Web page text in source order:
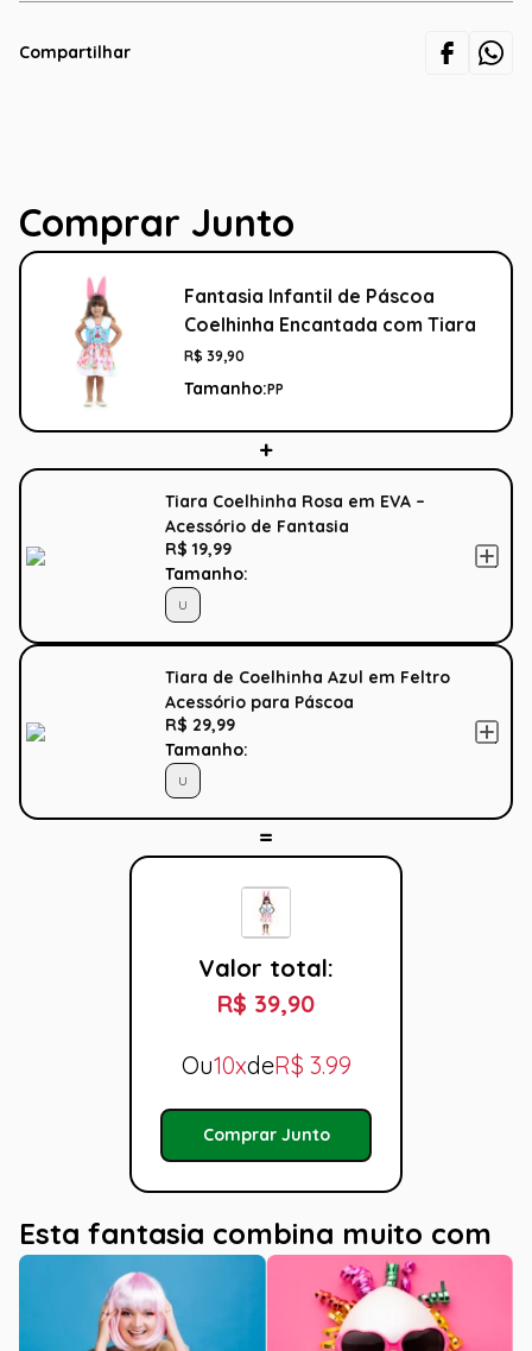
Compartilhar
Comprar Junto
Fantasia Infantil de Páscoa
Coelhinha Encantada com Tiara
R$ 39,90
Tamanho:PP
Tiara Coelhinha Rosa em EVA –
Acessório de Fantasia
R$ 19,99
Tamanho:
U
Tiara de Coelhinha Azul em Feltro
Acessório para Páscoa
R$ 29,99
Tamanho:
U
Valor total:
R$ 39,90
Ou10xdeR$ 3.99
Comprar Junto
Esta fantasia combina muito com